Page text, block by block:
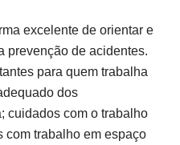
excelente de orientar e
prevenção de acidentes.
para quem trabalha
dos
cuidados com o trabalho
com trabalho em espaço